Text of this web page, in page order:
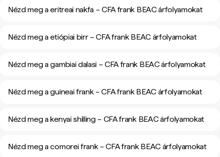
Nézd meg a eritreai nakfa – CFA frank BEAC árfolyamokat
Nézd meg a etiópiai birr – CFA frank BEAC árfolyamokat
Nézd meg a gambiai dalasi – CFA frank BEAC árfolyamokat
Nézd meg a guineai frank – CFA frank BEAC árfolyamokat
Nézd meg a kenyai shilling – CFA frank BEAC árfolyamokat
Nézd meg a comorei frank – CFA frank BEAC árfolyamokat